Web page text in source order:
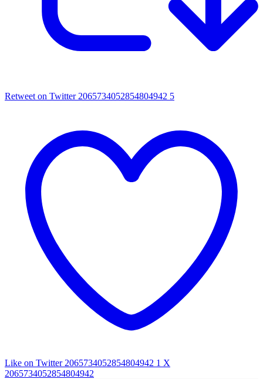
Retweet on Twitter 2065734052854804942 5
Like on Twitter 2065734052854804942 1 X
2065734052854804942